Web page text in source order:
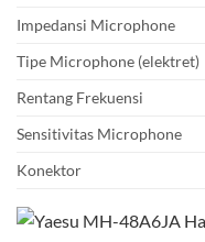
Impedansi Microphone
Tipe Microphone (elektret)
Rentang Frekuensi
Sensitivitas Microphone
Konektor